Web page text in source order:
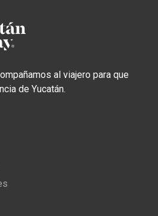
al viajero para que
de Yucatán.